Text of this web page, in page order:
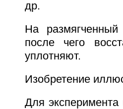
др.
На
после чего
уплотняют.
Изобретение
Для